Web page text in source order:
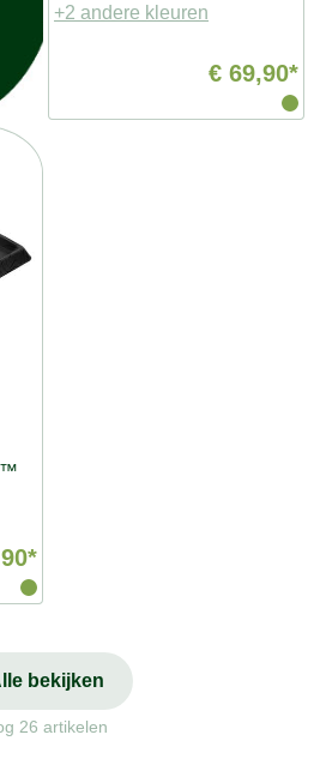
+2 andere kleuren
€ 69,90*
bekijken
26 artikelen